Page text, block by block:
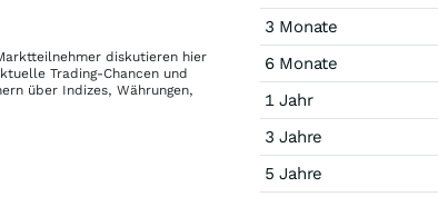
diskutieren hier
Trading-Chancen und
über Indizes, Währungen,
3 Monate
6 Monate
1 Jahr
3 Jahre
5 Jahre